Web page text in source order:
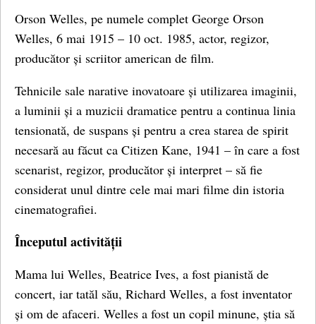
Orson Welles, pe numele complet George Orson
Welles, 6 mai 1915 – 10 oct. 1985, actor, regizor,
producător și scriitor american de film.
Tehnicile sale narative inovatoare și utilizarea imaginii,
a luminii și a muzicii dramatice pentru a continua linia
tensionată, de suspans și pentru a crea starea de spirit
necesară au făcut ca Citizen Kane, 1941 – în care a fost
scenarist, regizor, producător și interpret – să fie
considerat unul dintre cele mai mari filme din istoria
cinematografiei.
Începutul activității
Mama lui Welles, Beatrice Ives, a fost pianistă de
concert, iar tatăl său, Richard Welles, a fost inventator
și om de afaceri. Welles a fost un copil minune, știa să